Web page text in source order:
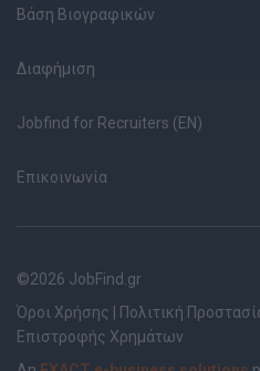
Βάση Βιογραφικών
Διαφήμιση
Jobfind for Recruiters (EN)
Επικοινωνία
©2026 JobFind.gr
Όροι Χρήσης
Πολιτική
Επιστροφής Χρημάτων